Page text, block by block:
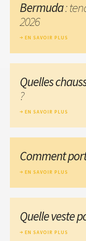
Bermuda:
2026
EN SAVOIR PLUS
Quelles
?
EN SAVOIR PLUS
Comment
EN SAVOIR PLUS
Quelle veste
EN SAVOIR PLUS